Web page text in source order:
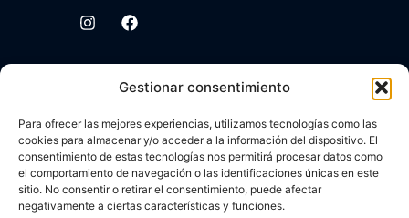
Gestionar consentimiento
Para ofrecer las mejores experiencias, utilizamos tecnologías como las
cookies para almacenar y/o acceder a la información del dispositivo. El
consentimiento de estas tecnologías nos permitirá procesar datos como
el comportamiento de navegación o las identificaciones únicas en este
sitio. No consentir o retirar el consentimiento, puede afectar
negativamente a ciertas características y funciones.